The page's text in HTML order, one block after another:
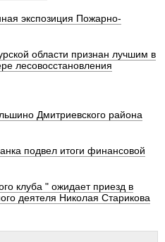
экспозиция Пожарно-
области признан лучшим в
лесовосстановления
Дмитриевского района
подвел итоги финансовой
клуба " ожидает приезд в
деятеля Николая Старикова